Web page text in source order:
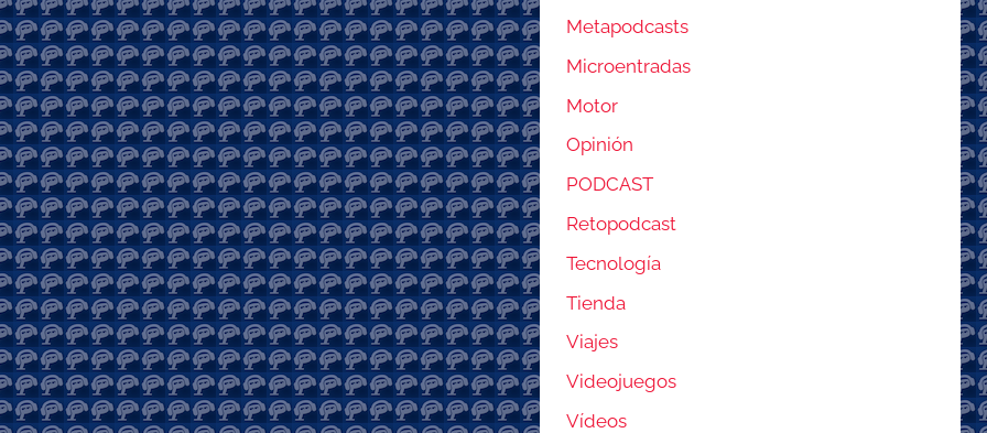
Metapodcasts
Microentradas
Motor
Opinión
PODCAST
Retopodcast
Tecnología
Tienda
Viajes
Videojuegos
Vídeos